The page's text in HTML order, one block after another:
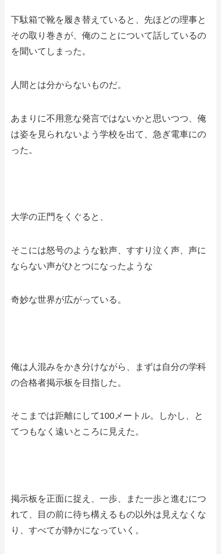
下駄箱で靴を履き替えていると、先ほどの理事と
その取り巻きが、俺のことについて話しているの
を聞いてしまった。
人間とは分からないものだ。
あまりに不用意な発言ではないかと思いつつ、俺
は姿を見られないよう学校を出て、急ぎ電車にの
った。
大学の正門をくぐると、
そこには怒号のような歓声、すすり泣く声、声に
ならない声がひとつになったような
奇妙な世界が広がっている。
俺は人混みをかき分けながら、まずは自分の学科
の合格者掲示板を目指した。
そこまでは距離にして100メートル。しかし、と
てつもなく遠いところに見えた。
掲示板を正面に捉え、一歩、また一歩と進むにつ
れて、目の前に待ち構えるもの以外は見えなくな
り、すべてが静かになっていく。